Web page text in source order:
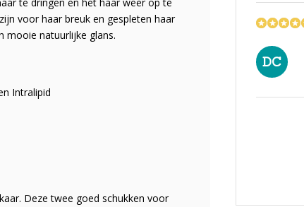
voor haar breuk en gespleten haar
mooie natuurlijke glans.
Intralipid
Deze twee goed schukken voor
DC